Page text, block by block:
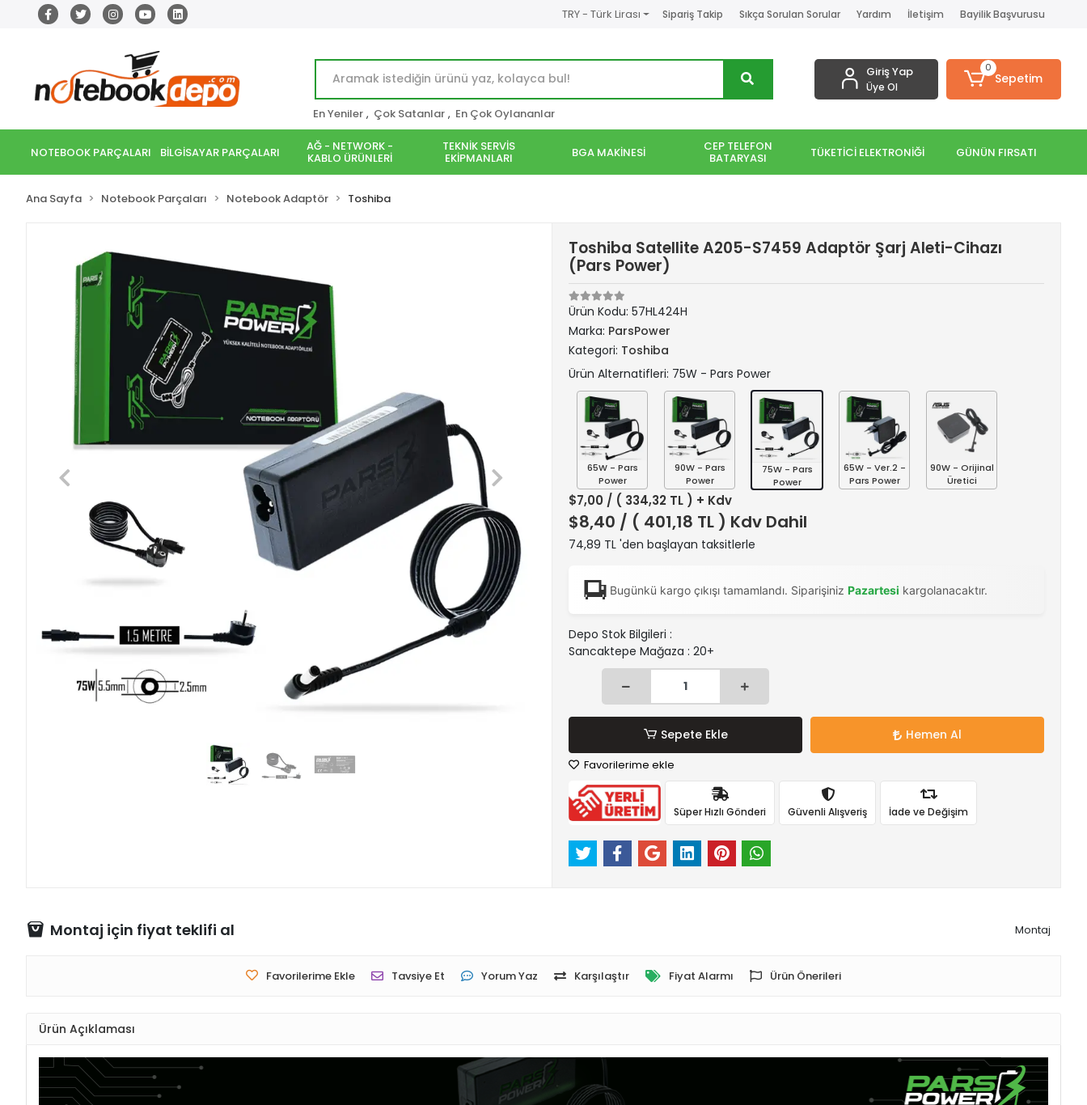
TRY - Türk Lirası Sipariş Takip Sıkça Sorulan Sorular Yardım İletişim Bayilik Başvurusu
En Yeniler , Çok Satanlar , En Çok Oylananlar
Giriş Yap
Üye Ol
0
Sepetim
NOTEBOOK PARÇALARI BİLGİSAYAR PARÇALARI AĞ - NETWORK -
KABLO ÜRÜNLERİ
TEKNİK SERVİS
EKİPMANLARI BGA MAKİNESİ CEP TELEFON
BATARYASI TÜKETİCİ ELEKTRONİĞİ GÜNÜN FIRSATI
Ana Sayfa Notebook Parçaları Notebook Adaptör Toshiba
Toshiba Satellite A205-S7459 Adaptör Şarj Aleti-Cihazı
(Pars Power)
Ürün Kodu: 57HL424H
Marka: ParsPower
Kategori: Toshiba
Ürün Alternatifleri: 75W - Pars Power
65W - Pars
Power
90W - Pars
Power
75W - Pars
Power
65W - Ver.2 -
Pars Power
90W - Orijinal
Üretici
$7,00 / ( 334,32 TL ) + Kdv
$8,40 / ( 401,18 TL ) Kdv Dahil
74,89 TL 'den başlayan taksitlerle
Bugünkü kargo çıkışı tamamlandı. Siparişiniz Pazartesi kargolanacaktır.
Depo Stok Bilgileri :
Sancaktepe Mağaza : 20+
Sepete Ekle Hemen Al
Favorilerime ekle
Süper Hızlı Gönderi Güvenli Alışveriş İade ve Değişim
Montaj için fiyat teklifi al Montaj
Favorilerime Ekle Tavsiye Et Yorum Yaz Karşılaştır Fiyat Alarmı Ürün Önerileri
Ürün Açıklaması